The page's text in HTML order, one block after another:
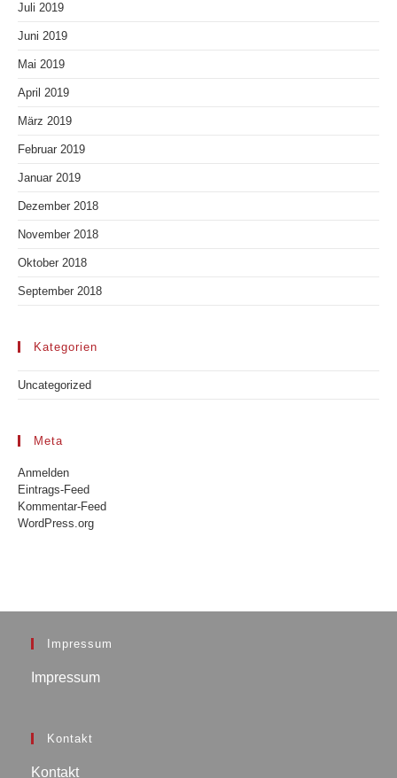
Juli 2019
Juni 2019
Mai 2019
April 2019
März 2019
Februar 2019
Januar 2019
Dezember 2018
November 2018
Oktober 2018
September 2018
Kategorien
Uncategorized
Meta
Anmelden
Eintrags-Feed
Kommentar-Feed
WordPress.org
Impressum
Impressum
Kontakt
Kontakt